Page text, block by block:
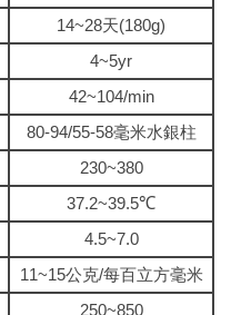
14~28天(180g)
4~5yr
42~104/min
80-94/55-58毫米水銀柱
230~380
37.2~39.5℃
4.5~7.0
11~15公克/每百立方毫米
250~850